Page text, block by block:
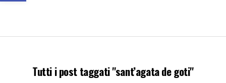
Tutti i post taggati "sant’agata de goti"